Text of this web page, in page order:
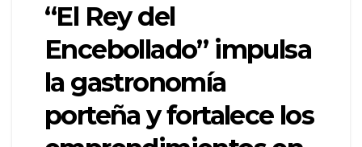
“El Rey del
Encebollado” impulsa
la gastronomía
porteña y fortalece los